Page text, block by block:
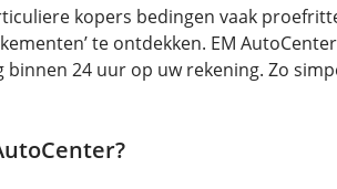
kopers bedingen vaak
te ontdekken. EM
24 uur op uw rekening. Zo